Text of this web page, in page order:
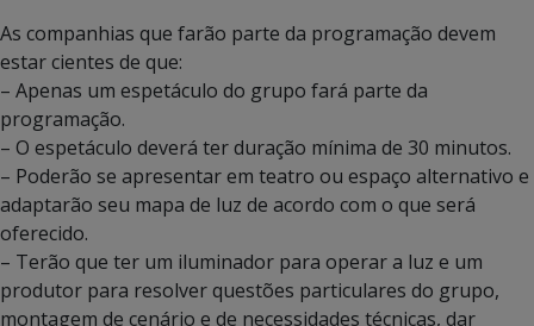
As companhias que farão parte da programação devem
estar cientes de que:
– Apenas um espetáculo do grupo fará parte da
programação.
– O espetáculo deverá ter duração mínima de 30 minutos.
– Poderão se apresentar em teatro ou espaço alternativo e
adaptarão seu mapa de luz de acordo com o que será
oferecido.
– Terão que ter um iluminador para operar a luz e um
produtor para resolver questões particulares do grupo,
montagem de cenário e de necessidades técnicas, dar